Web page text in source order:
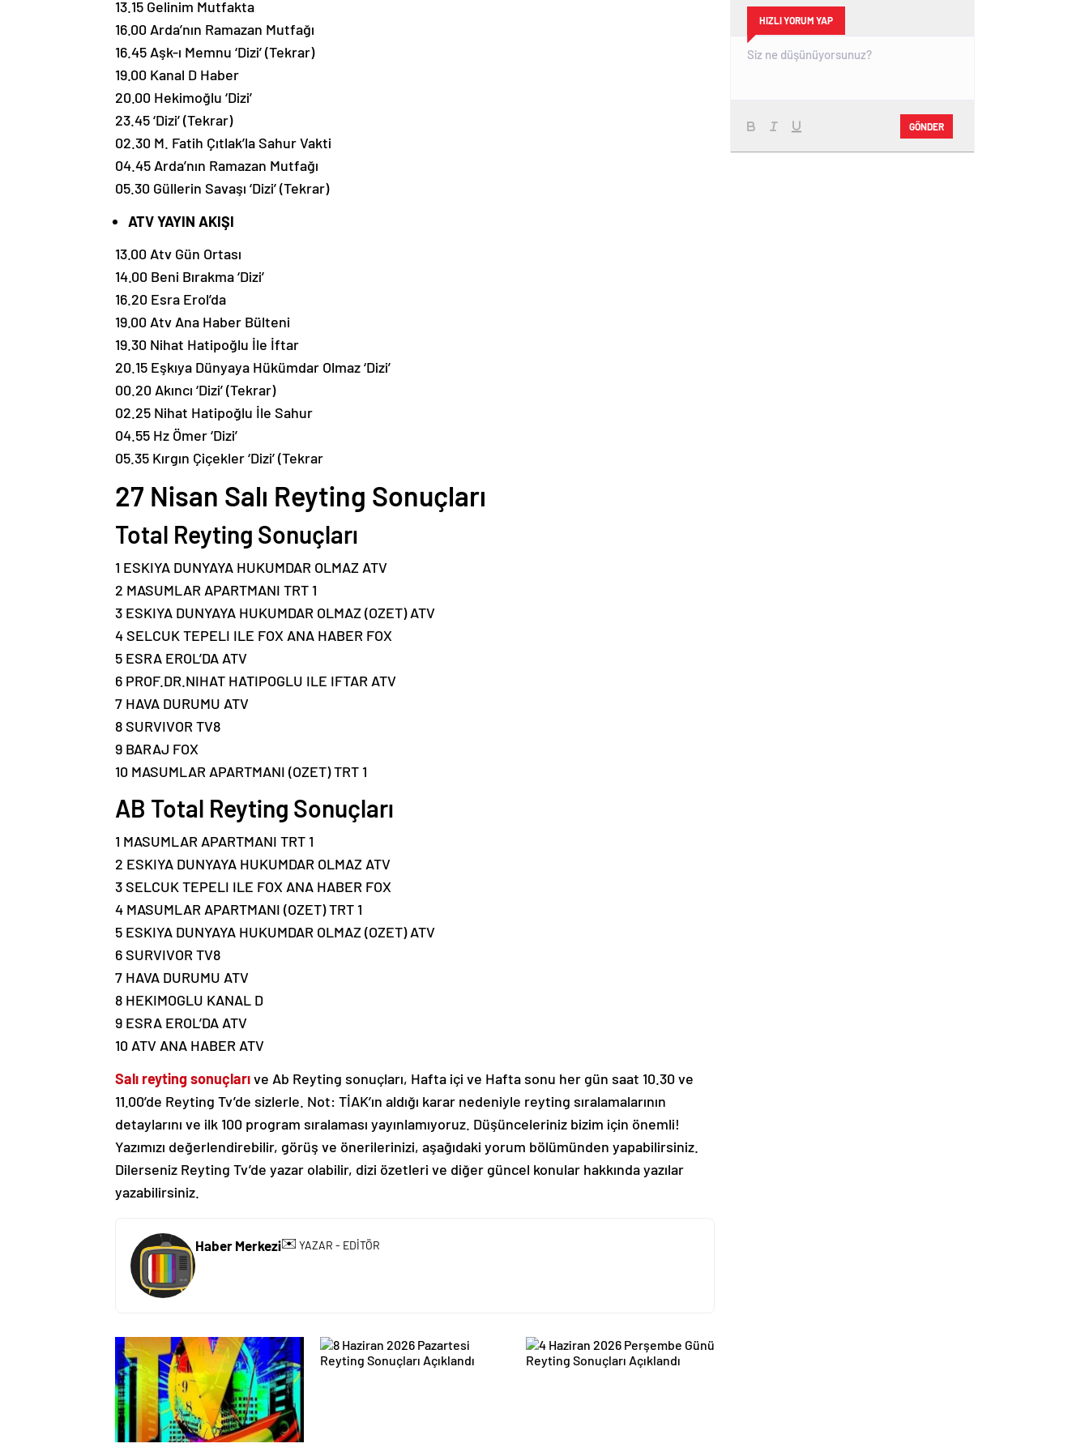
13.15 Gelinim Mutfakta
16.00 Arda’nın Ramazan Mutfağı
16.45 Aşk-ı Memnu ‘Dizi’ (Tekrar)
19.00 Kanal D Haber
20.00 Hekimoğlu ‘Dizi’
23.45 ‘Dizi’ (Tekrar)
02.30 M. Fatih Çıtlak’la Sahur Vakti
04.45 Arda’nın Ramazan Mutfağı
05.30 Güllerin Savaşı ‘Dizi’ (Tekrar)
ATV YAYIN AKIŞI
13.00 Atv Gün Ortası
14.00 Beni Bırakma ‘Dizi’
16.20 Esra Erol’da
19.00 Atv Ana Haber Bülteni
19.30 Nihat Hatipoğlu İle İftar
20.15 Eşkıya Dünyaya Hükümdar Olmaz ‘Dizi’
00.20 Akıncı ‘Dizi’ (Tekrar)
02.25 Nihat Hatipoğlu İle Sahur
04.55 Hz Ömer ‘Dizi’
05.35 Kırgın Çiçekler ‘Dizi’ (Tekrar
27 Nisan Salı Reyting Sonuçları
Total Reyting Sonuçları
1 ESKIYA DUNYAYA HUKUMDAR OLMAZ ATV
2 MASUMLAR APARTMANI TRT 1
3 ESKIYA DUNYAYA HUKUMDAR OLMAZ (OZET) ATV
4 SELCUK TEPELI ILE FOX ANA HABER FOX
5 ESRA EROL’DA ATV
6 PROF.DR.NIHAT HATIPOGLU ILE IFTAR ATV
7 HAVA DURUMU ATV
8 SURVIVOR TV8
9 BARAJ FOX
10 MASUMLAR APARTMANI (OZET) TRT 1
AB Total Reyting Sonuçları
1 MASUMLAR APARTMANI TRT 1
2 ESKIYA DUNYAYA HUKUMDAR OLMAZ ATV
3 SELCUK TEPELI ILE FOX ANA HABER FOX
4 MASUMLAR APARTMANI (OZET) TRT 1
5 ESKIYA DUNYAYA HUKUMDAR OLMAZ (OZET) ATV
6 SURVIVOR TV8
7 HAVA DURUMU ATV
8 HEKIMOGLU KANAL D
9 ESRA EROL’DA ATV
10 ATV ANA HABER ATV
Salı reyting sonuçlarıve Ab Reyting sonuçları, Hafta içi ve Hafta sonu her gün saat 10.30 ve
11.00’de Reyting Tv’de sizlerle. Not: TİAK’ın aldığı karar nedeniyle reyting sıralamalarının
detaylarını ve ilk 100 program sıralaması yayınlamıyoruz. Düşünceleriniz bizim için önemli!
Yazımızı değerlendirebilir, görüş ve önerilerinizi, aşağıdaki yorum bölümünden yapabilirsiniz.
Dilerseniz Reyting Tv’de yazar olabilir, dizi özetleri ve diğer güncel konular hakkında yazılar
yazabilirsiniz.
Haber Merkezi✉️ YAZAR - EDİTÖR
HIZLI YORUM YAP
GÖNDER